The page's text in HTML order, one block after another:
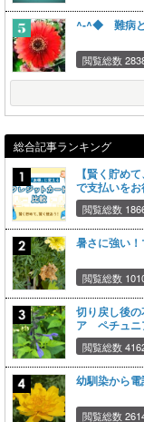
^-^◆ 難病と
閲覧総数
総合記事ランキング
【賢く貯め
で支払いをお
閲覧総数
暑さに強い！
閲覧総数
切り戻し後
ア ペチュニ
閲覧総数
幼馴染から電
閲覧総数